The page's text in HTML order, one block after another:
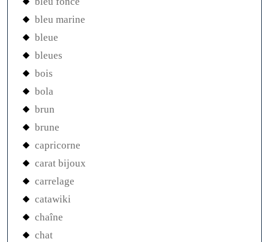
bleu marine
bleue
bleues
bois
bola
brun
brune
capricorne
carat bijoux
carrelage
catawiki
chaîne
chat